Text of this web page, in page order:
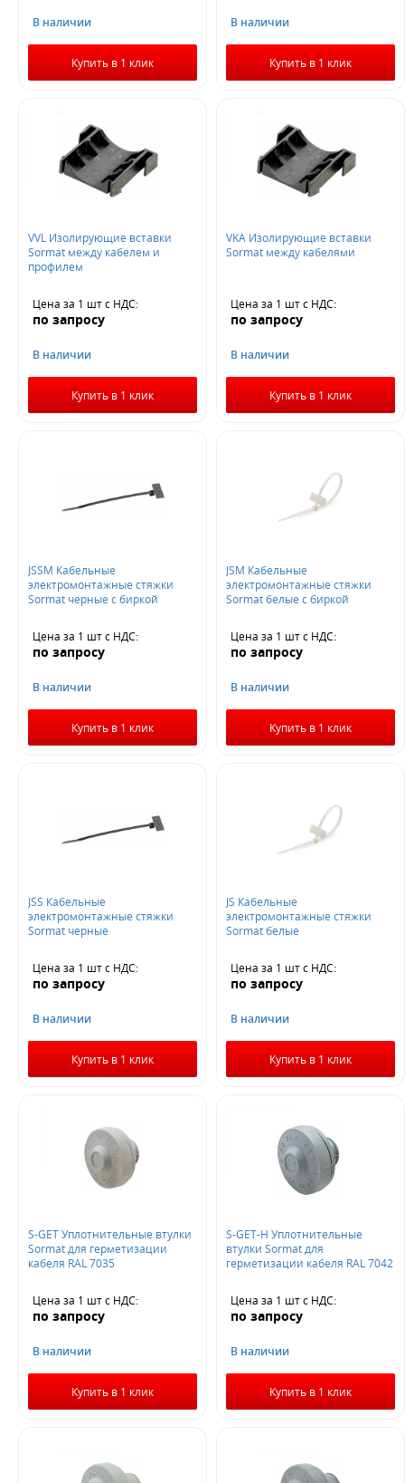
В наличии
Купить в 1 клик
В наличии
Купить в 1 клик
VVL Изолирующие вставки
Sormat между кабелем и
профилем
Цена за 1 штс НДС:
по запросу
В наличии
Купить в 1 клик
VKA Изолирующие вставки
Sormat между кабелями
Цена за 1 штс НДС:
по запросу
В наличии
Купить в 1 клик
JSSM Кабельные
электромонтажные стяжки
Sormat черные с биркой
Цена за 1 штс НДС:
по запросу
В наличии
Купить в 1 клик
JSM Кабельные
электромонтажные стяжки
Sormat белые с биркой
Цена за 1 штс НДС:
по запросу
В наличии
Купить в 1 клик
JSS Кабельные
электромонтажные стяжки
Sormat черные
Цена за 1 штс НДС:
по запросу
В наличии
Купить в 1 клик
JS Кабельные
электромонтажные стяжки
Sormat белые
Цена за 1 штс НДС:
по запросу
В наличии
Купить в 1 клик
S-GET Уплотнительные втулки
Sormat для герметизации
кабеля RAL 7035
Цена за 1 штс НДС:
по запросу
В наличии
Купить в 1 клик
S-GET-Н Уплотнительные
втулки Sormat для
герметизации кабеля RAL 7042
Цена за 1 штс НДС:
по запросу
В наличии
Купить в 1 клик